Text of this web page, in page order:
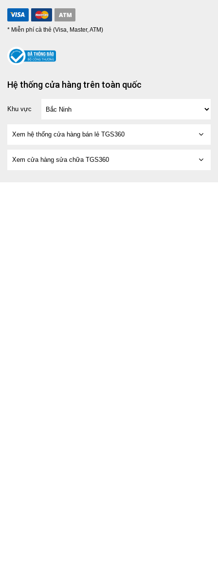
* Miễn phí cà thẻ (Visa, Master, ATM)
Hệ thống cửa hàng trên toàn quốc
Khu vực
Xem hệ thống cửa hàng bán lẻ TGS360
Xem cửa hàng sửa chữa TGS360